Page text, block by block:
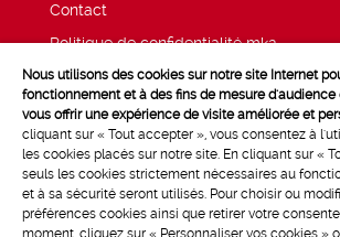
Contact
Politique de confidentialité mk2
Mentions légales
Nous utilisons des cookies sur notre site Internet
fonctionnement et à des fins de mesure d'audience
vous offrir une expérience de visite améliorée et
cliquant sur « Tout accepter », vous consentez à
les cookies placés sur notre site. En cliquant sur «
seuls les cookies strictement nécessaires au
et à sa sécurité seront utilisés. Pour choisir ou
préférences cookies ainsi que retirer votre
moment, cliquez sur « Personnaliser vos cookies »